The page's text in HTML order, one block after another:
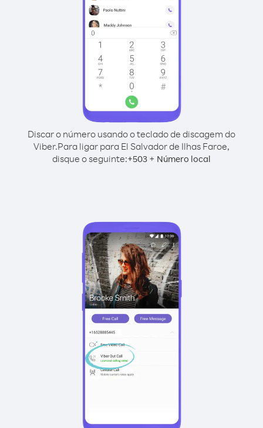
Discar o número usando o teclado de discagem do
Viber.Para ligar para El Salvador de Ilhas Faroe,
disque o seguinte:+503 + Número local